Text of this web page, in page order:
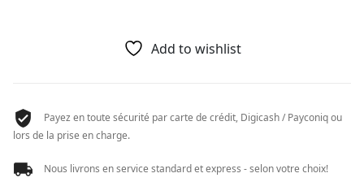
Add to wishlist
Payez en toute sécurité par carte de crédit, Digicash / Payconiq ou
lors de la prise en charge.
Nous livrons en service standard et express - selon votre choix!